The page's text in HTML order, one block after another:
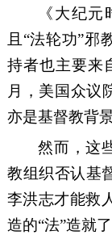
《大纪
且 “法轮功”邪
持者也主要来
月，美国众议
亦是基督教背
然而，这
教组织否认基
李洪志才能救
造的“法”造就了